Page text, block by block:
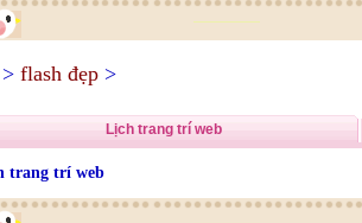
> flash đẹp >
Lịch trang trí web
trang trí web